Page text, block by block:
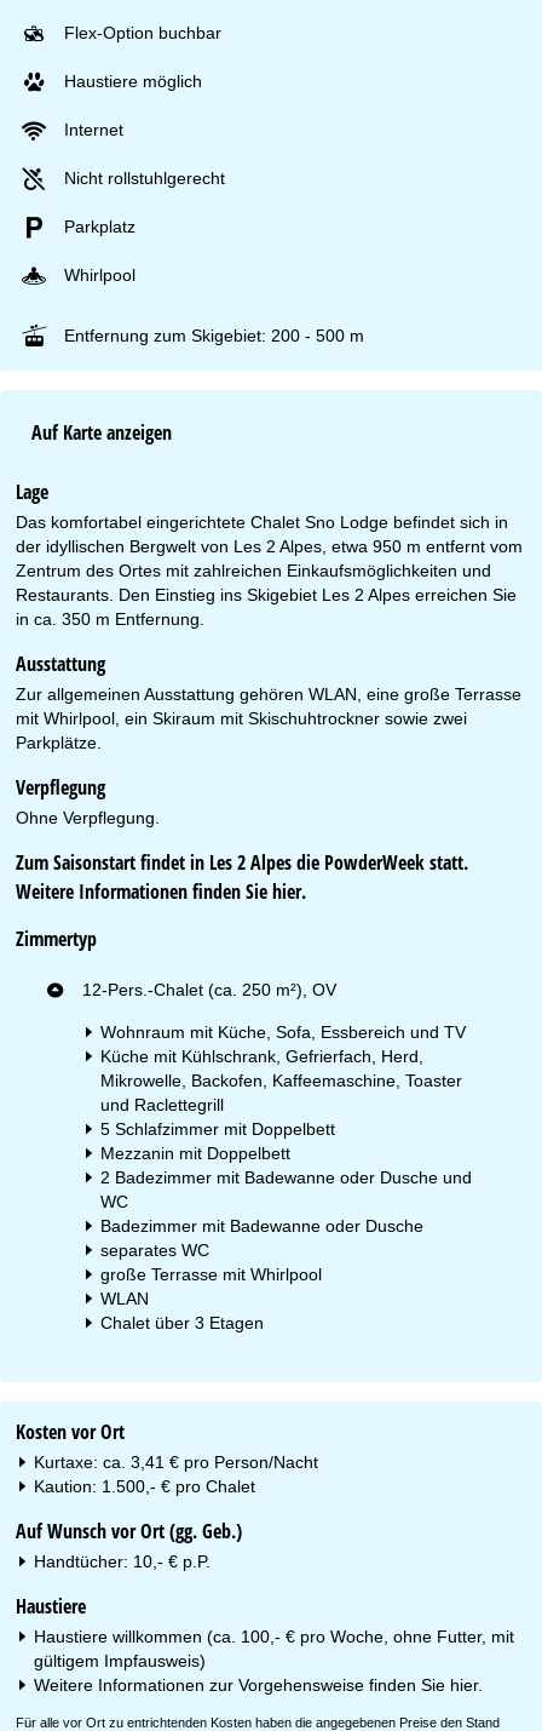
Flex-Option buchbar
Haustiere möglich
Internet
Nicht rollstuhlgerecht
Parkplatz
Whirlpool
Entfernung zum Skigebiet: 200 - 500 m
Auf Karte anzeigen
Lage
Das komfortabel eingerichtete Chalet Sno Lodge befindet sich in
der idyllischen Bergwelt von Les 2 Alpes, etwa 950 m entfernt vom
Zentrum des Ortes mit zahlreichen Einkaufsmöglichkeiten und
Restaurants. Den Einstieg ins Skigebiet Les 2 Alpes erreichen Sie
in ca. 350 m Entfernung.
Ausstattung
Zur allgemeinen Ausstattung gehören WLAN, eine große Terrasse
mit Whirlpool, ein Skiraum mit Skischuhtrockner sowie zwei
Parkplätze.
Verpflegung
Ohne Verpflegung.
Zum Saisonstart findet in Les 2 Alpes die PowderWeek statt.
Weitere Informationen finden Siehier.
Zimmertyp
12-Pers.-Chalet (ca. 250 m²), OV
Wohnraum mit Küche, Sofa, Essbereich und TV
Küche mit Kühlschrank, Gefrierfach, Herd,
Mikrowelle, Backofen, Kaffeemaschine, Toaster
und Raclettegrill
5 Schlafzimmer mit Doppelbett
Mezzanin mit Doppelbett
2 Badezimmer mit Badewanne oder Dusche und
WC
Badezimmer mit Badewanne oder Dusche
separates WC
große Terrasse mit Whirlpool
WLAN
Chalet über 3 Etagen
Kosten vor Ort
Kurtaxe: ca. 3,41 € pro Person/Nacht
Kaution: 1.500,- € pro Chalet
Auf Wunsch vor Ort (gg. Geb.)
Handtücher: 10,- € p.P.
Haustiere
Haustiere willkommen (ca. 100,- € pro Woche, ohne Futter, mit
gültigem Impfausweis)
Weitere Informationen zur Vorgehensweise finden Sie hier.
Für alle vor Ort zu entrichtenden Kosten haben die angegebenen Preise den Stand